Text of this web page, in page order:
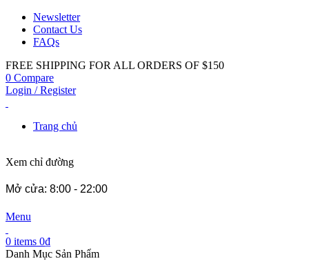
Newsletter
Contact Us
FAQs
FREE SHIPPING FOR ALL ORDERS OF $150
0 Compare
Login / Register
Trang chủ
Xem chỉ đường
Mở cửa: 8:00 - 22:00
Menu
0 items 0₫
Danh Mục Sản Phẩm